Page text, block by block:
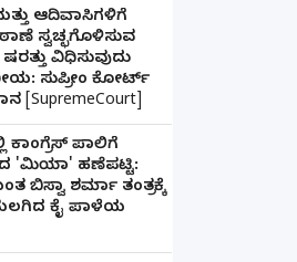
ಆದಿವಾಸಿಗಳಿಗೆ
ಸ್ವಚ್ಛಗೊಳಿಸುವ
ವಿಧಿಸುವುದು
ಸುಪ್ರೀಂ ಕೋರ್ಟ್
[SupremeCourt]
ಕಾಂಗ್ರೆಸ್ ಪಾಲಿಗೆ
'ಮಿಯಾ' ಹಣೆಪಟ್ಟಿ:
ಬಿಸ್ವಾ ಶರ್ಮಾ ತಂತ್ರಕ್ಕೆ
ಕೈ ಪಾಳೆಯ